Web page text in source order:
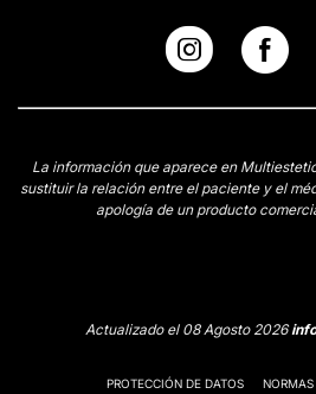
La información que aparece en
sustituir la relación entre el paciente y el
apología de un producto
Actualizado el 08 Agosto 2026
PROTECCIÓN DE DATOS NORMAS